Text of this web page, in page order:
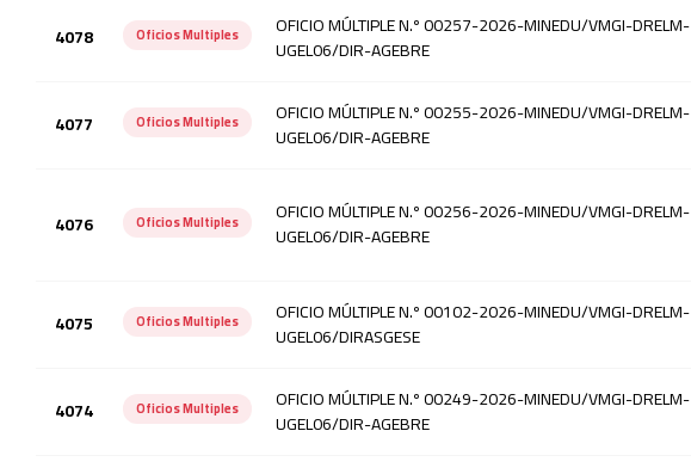
4078 Oficios Multiples
OFICIO MÚLTIPLE N.º 00257-2026-MINEDU/VMGI-DRELM-
UGEL06/DIR-AGEBRE
4077 Oficios Multiples
OFICIO MÚLTIPLE N.º 00255-2026-MINEDU/VMGI-DRELM-
UGEL06/DIR-AGEBRE
4076 Oficios Multiples
OFICIO MÚLTIPLE N.º 00256-2026-MINEDU/VMGI-DRELM-
UGEL06/DIR-AGEBRE
4075 Oficios Multiples
OFICIO MÚLTIPLE N.º 00102-2026-MINEDU/VMGI-DRELM-
UGEL06/DIRASGESE
4074 Oficios Multiples
OFICIO MÚLTIPLE N.º 00249-2026-MINEDU/VMGI-DRELM-
UGEL06/DIR-AGEBRE